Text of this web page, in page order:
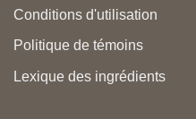
Conditions d'utilisation
Politique de témoins
Lexique des ingrédients